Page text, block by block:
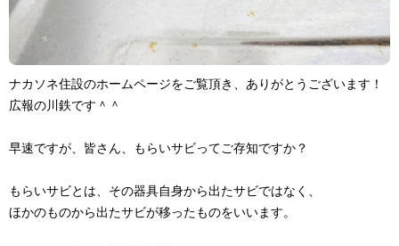
ナカソネ住設のホームページをご覧頂き、ありがとうございます！
広報の川鉄です＾＾
早速ですが、皆さん、もらいサビってご存知ですか？
もらいサビとは、その器具自身から出たサビではなく、
ほかのものから出たサビが移ったものをいいます。